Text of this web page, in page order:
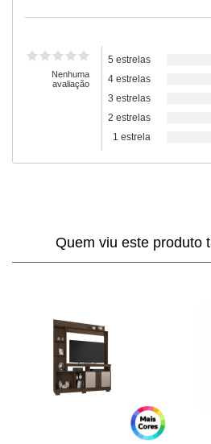
Nenhuma
avaliação
5 estrelas
4 estrelas
3 estrelas
2 estrelas
1 estrela
Quem viu este produto